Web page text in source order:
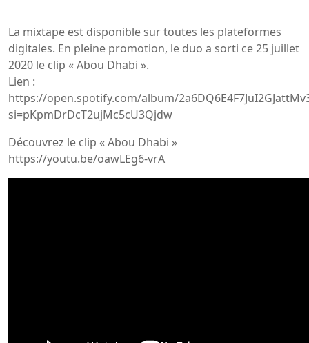
La mixtape est disponible sur toutes les plateformes
digitales. En pleine promotion, le duo a sorti ce 25 juillet
2020 le clip « Abou Dhabi ».
Lien :
https://open.spotify.com/album/
si=pKpmDrDcT2ujMc5cU3Qjdw
Découvrez le clip « Abou Dhabi »
https://youtu.be/oawLEg6-vrA